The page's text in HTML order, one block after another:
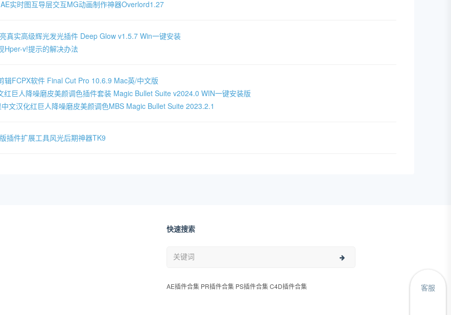
实时图互导层交互MG动画制作神器Overlord1.27
真实高级辉光发光插件 Deep Glow v1.5.7 Win一键安装
Hper-v!提示的解决办法
辑FCPX软件 Final Cut Pro 10.6.9 Mac英/中文版
红巨人降噪磨皮美颜调色插件套装 Magic Bullet Suite v2024.0 WIN一键安装版
文汉化红巨人降噪磨皮美颜调色MBS Magic Bullet Suite 2023.2.1
插件扩展工具风光后期神器TK9
快速搜索
AE插件合集 PR插件合集 PS插件合集 C4D插件合集 客服